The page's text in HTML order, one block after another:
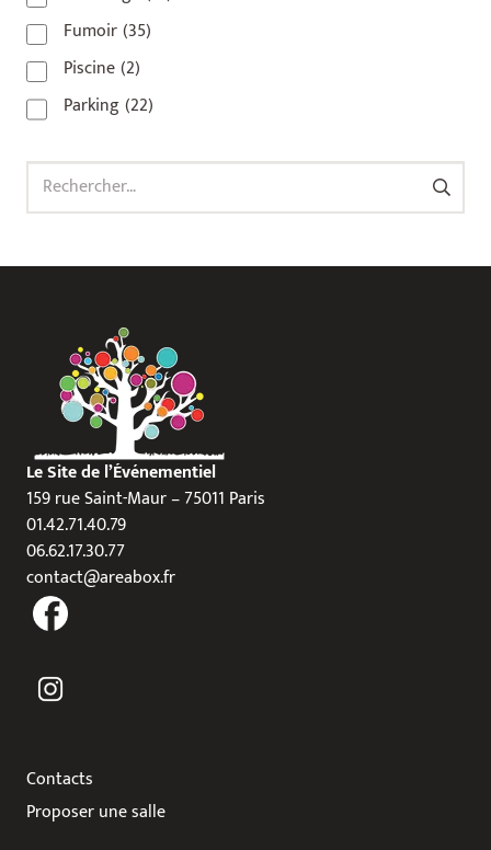
93500 (1)
Fumoir(35)
Piscine(2)
Parking(22)
Rechercher :
Le Site de l’Événementiel
159 rue Saint-Maur – 75011 Paris
01.42.71.40.79
06.62.17.30.77
contact@areabox.fr
Contacts
Proposer une salle